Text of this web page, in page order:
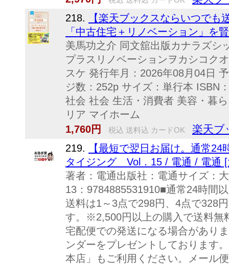
218.
【楽天ブックスならいつで
「中古住宅＋リノベーション」を
美馬功之介 同文舘出版カナラズシ
プラスリノベーションヲカシコク
スケ 発行年月：2026年08月04日
ジ数：252p サイズ：単行本 ISBN
社会 社会 生活・消費者 美容・暮
リア マイホーム
1,760円
税込 送料込 カードOK 楽天ブ
219.
【最短で翌日お届け。通常
タイジング Vol．15 / 電通 / 電通
著者：電通出版社：電通サイズ：
13：9784885531910■通常24時間
送料は1～3点で298円、4点で328
す。※2,500円以上の購入で送料
宅配便での発送になる場合があり
ンダーをプレゼントしております
本店」もご利用ください。メール